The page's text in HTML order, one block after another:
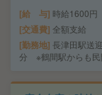
給 与 時給1600
交通費 全額支給
勤務地 長津田駅送
分 ※鶴間駅からも民